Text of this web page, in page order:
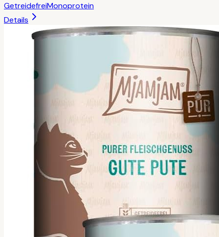
GetreidefreiMonoprotein
Details